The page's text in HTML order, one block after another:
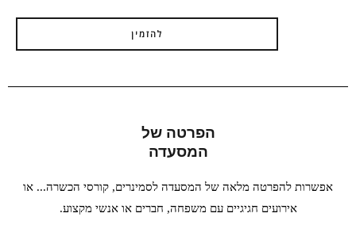
להזמין
הפרטה של
המסעדה
אפשרות להפרטה מלאה של המסעדה לסמינרים, קורסי הכשרה... או
אירועים חגיגיים עם משפחה, חברים או אנשי מקצוע.